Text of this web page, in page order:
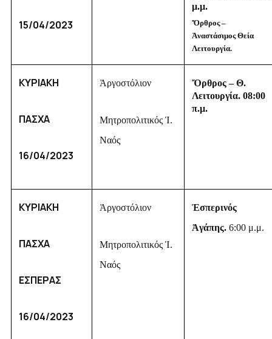
15/04/2023
μ.μ.
Ὄρθρος –
Ἀναστάσιμος Θεία
Λειτουργία.
ΚΥΡΙΑΚΗ
ΠΑΣΧΑ
16/04/2023
Ἀργοστόλιον
Μητροπολιτικός Ἱ.
Ναός
Ὄρθρος – Θ.
Λειτουργία. 08:00
π.μ.
ΚΥΡΙΑΚΗ
ΠΑΣΧΑ
ΕΣΠΕΡΑΣ
16/04/2023
Ἀργοστόλιον
Μητροπολιτικός Ἱ.
Ναός
Ἑσπερινός
Ἀγάπης. 6:00 μ.μ.